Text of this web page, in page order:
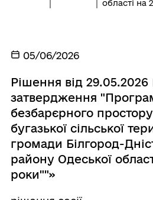
області на
05/06/2026
Рішення від
затвердження
безбарєрного
бугазької сільської
громади Білгород-
району Одеської
роки""»